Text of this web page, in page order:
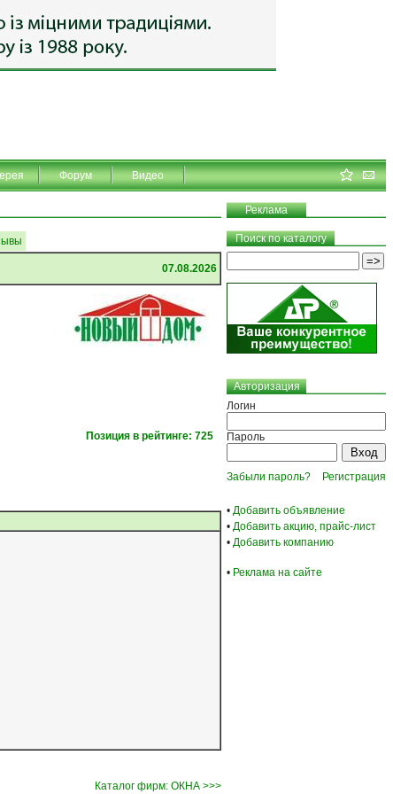
Форум Видео
Реклама
07.08.2026
Позиция в рейтинге: 725
Поиск по каталогу
Авторизация
Логин
Пароль
Забыли пароль? Регистрация
• Добавить объявление
• Добавить акцию, прайс-лист
• Добавить компанию
• Реклама на сайте
Каталог фирм: ОКНА >>>